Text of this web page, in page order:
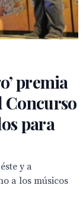
premia
Concurso
para
y a
a los músicos